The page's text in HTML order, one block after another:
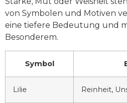
von Symbolen und Motiven
eine tiefere Bedeutung und
Besonderem.
Symbol
Lilie Reinheit,